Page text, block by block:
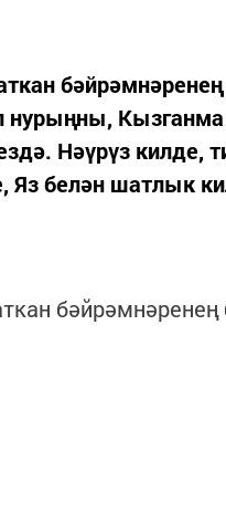
нурыңны,
Нәүрүз килде,
Яз белән шатлык
бәйрәмнәренең